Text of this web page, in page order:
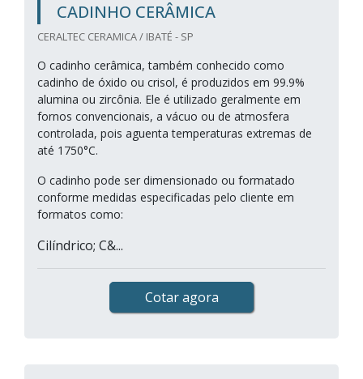
CADINHO CERÂMICA
CERALTEC CERAMICA / IBATÉ - SP
O cadinho cerâmica, também conhecido como
cadinho de óxido ou crisol, é produzidos em 99.9%
alumina ou zircônia. Ele é utilizado geralmente em
fornos convencionais, a vácuo ou de atmosfera
controlada, pois aguenta temperaturas extremas de
até 1750°C.
O cadinho pode ser dimensionado ou formatado
conforme medidas especificadas pelo cliente em
formatos como:
Cilíndrico; C&...
Cotar agora